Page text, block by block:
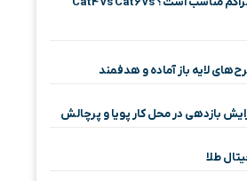
لایه باز آماده و هدفمند
بازدهی در محل کار پویا و پرچالش
طلا